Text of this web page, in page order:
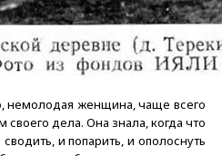
немолодая женщина, чаще всего
своего дела. Она знала, когда что
и попарить, и ополоснуть